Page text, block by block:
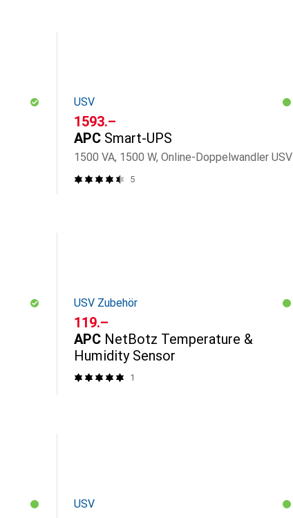
USV
CHF
1593.–
APC Smart-UPS
1500 VA, 1500 W, Online-Doppelwandler USV
5
USV Zubehör
CHF
119.–
APC NetBotz Temperature &
Humidity Sensor
1
USV